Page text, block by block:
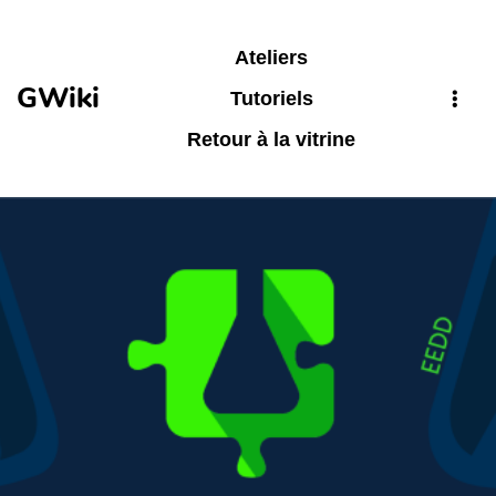
GWiki
Ateliers
Tutoriels
Retour à la vitrine